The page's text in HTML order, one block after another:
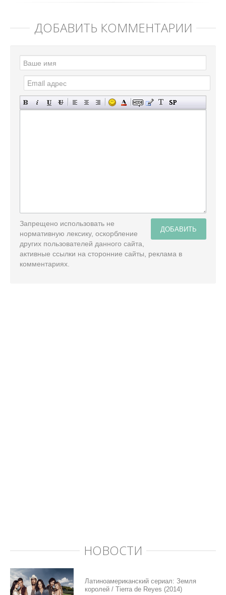
ДОБАВИТЬ КОММЕНТАРИЙ
ДОБАВИТЬ
Запрещено использовать не
нормативную лексику, оскорбление
других пользователей данного сайта,
активные ссылки на сторонние сайты, реклама в
комментариях.
НОВОСТИ
Латиноамериканский сериал: Земля
королей / Tierra de Reyes (2014)